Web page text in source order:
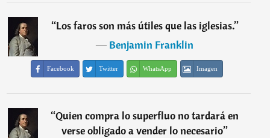
“Los faros son más útiles que las iglesias.”
―Benjamin Franklin
Facebook Twitter WhatsApp Imagen
“Quien compra lo superfluo no tardará en
verse obligado a vender lo necesario”